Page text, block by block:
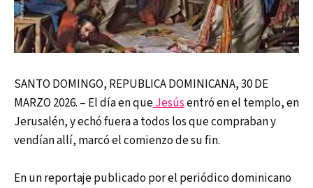
SANTO DOMINGO, REPUBLICA DOMINICANA, 30 DE
MARZO 2026. – El día en queJesúsentró en el templo, en
Jerusalén, y echó fuera a todos los que compraban y
vendían allí, marcó el comienzo de su fin.
En un reportaje publicado por el periódico dominicano